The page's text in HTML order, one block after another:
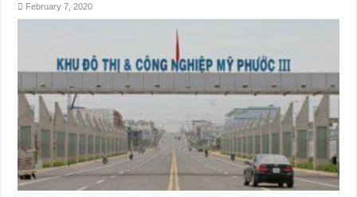
February 7, 2020